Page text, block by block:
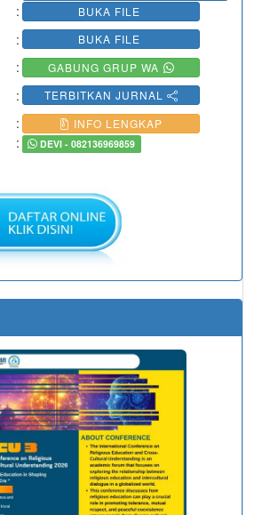
: BUKA FILE
: BUKA FILE
: GABUNG GRUP WA
: TERBITKAN JURNAL
: INFO LENGKAP
: DEVI - 082136969859